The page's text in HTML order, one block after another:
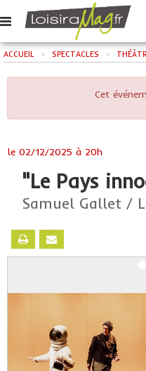
ACCUEIL > SPECTACLES >
Cet
le 02/12/2025 à 20h
"Le Pays
Samuel Gallet /